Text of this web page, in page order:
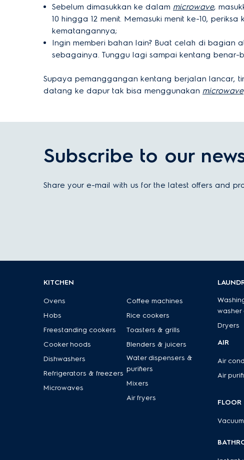
Sebelum dimasukkan ke dalam microwave,
10 hingga 12 menit. Memasuki menit ke-10,
kematangannya;
Ingin memberi bahan lain? Buat celah di bagian
sebagainya. Tunggu lagi sampai kentang benar-
Supaya pemanggangan kentang berjalan lancar,
datang ke dapur tak bisa menggunakan microwave
Subscribe to our
Share your e-mail with us for the latest offers and
KITCHEN
Ovens
Hobs
Freestanding cookers
Cooker hoods
Dishwashers
Refrigerators & freezers
Microwaves
Coffee machines
Rice cookers
Toasters & grills
Blenders & juicers
Water dispensers &
purifiers
Mixers
Air fryers
washer
Dryers
AIR
Air
Air
FLOOR